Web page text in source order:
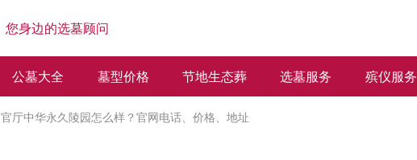
您身边的选墓顾问
公墓大全 墓型价格 节地生态葬 选墓服务 殡仪服务
官厅中华永久陵园怎么样？官网电话、价格、地址